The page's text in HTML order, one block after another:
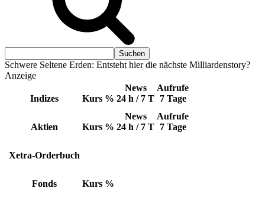
Schwere Seltene Erden: Entsteht hier die nächste Milliardenstory?
Anzeige
Indizes Kurs %
News
24 h / 7 T
Aufrufe
7 Tage
Aktien Kurs %
News
24 h / 7 T
Aufrufe
7 Tage
Xetra-Orderbuch
Fonds Kurs %